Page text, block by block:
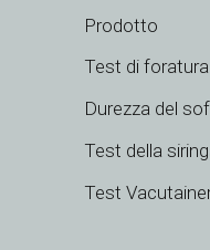
Prodotto
Test di foratura
Durezza del
Test della
Test